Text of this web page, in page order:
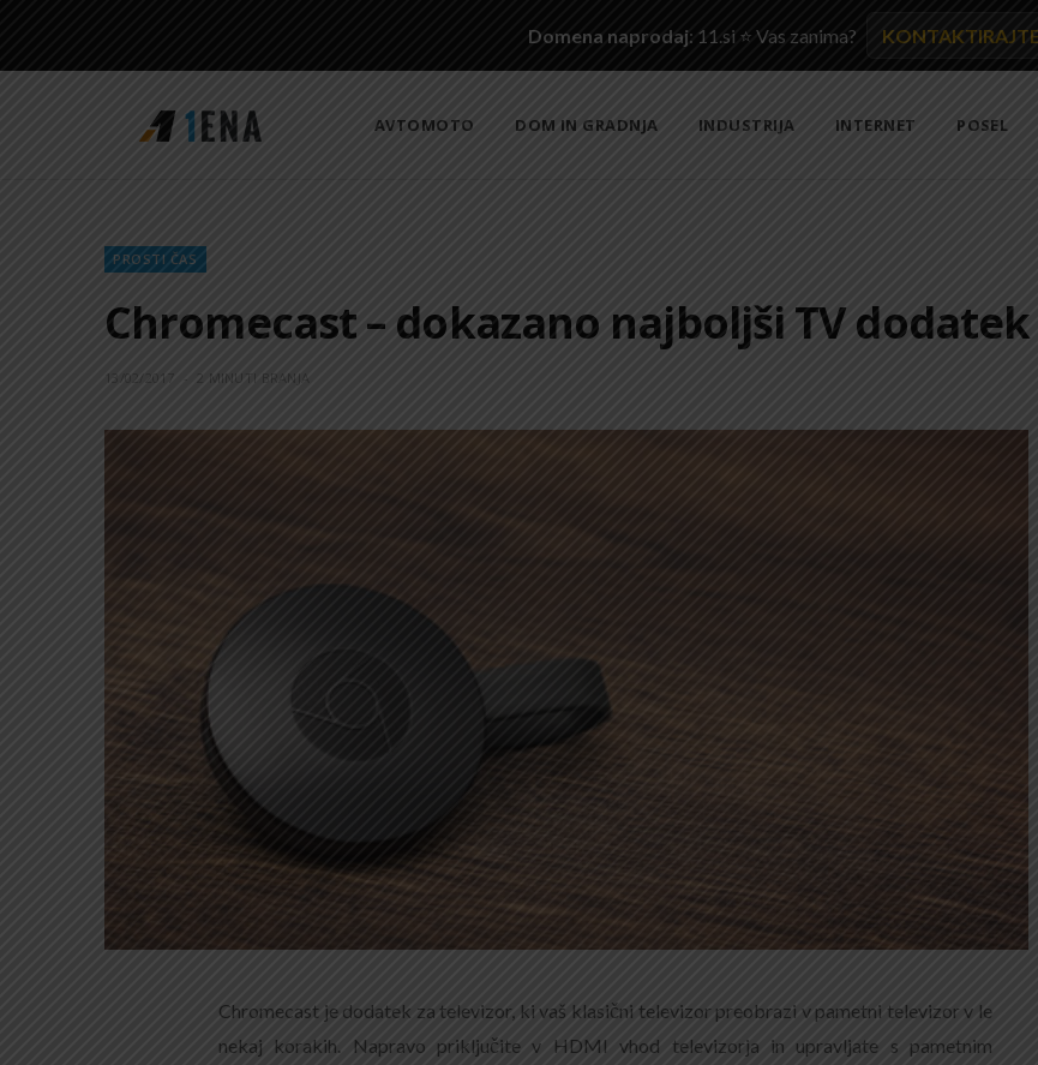
Domena naprodaj: 11.si ⭐ Vas zanima?
AVTOMOTO DOM IN GRADNJA INDUSTRIJA INTERNET POSEL
PROSTI ČAS
Chromecast – dokazano najboljši TV dodatek
13/02/2017 2 MINUTI BRANJA
Chromecast je dodatek za televizor, ki vaš klasični televizor preobrazi v pametni televizor v le
nekaj korakih. Napravo priključite v HDMI vhod televizorja in upravljate s pametnim